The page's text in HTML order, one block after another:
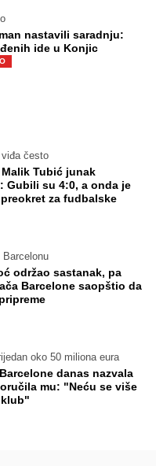
nastavili saradnju:
ide u Konjic
često
Tubić junak
Gubili su 4:0, a onda je
za fudbalske
održao sastanak, pa
Barcelone saopštio da
oko 50 miliona eura
danas nazvala
mu: "Neću se više